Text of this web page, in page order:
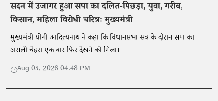
सदन में उजागर हुआ सपा का दलित-पिछड़ा, युवा, गरीब,
किसान, महिला विरोधी चरित्रः मुख्यमंत्री
मुख्यमंत्री योगी आदित्यनाथ ने कहा कि विधानसभा सत्र के दौरान सपा का
असली चेहरा एक बार फिर देखने को मिला।
Aug 05, 2026 04:48 PM